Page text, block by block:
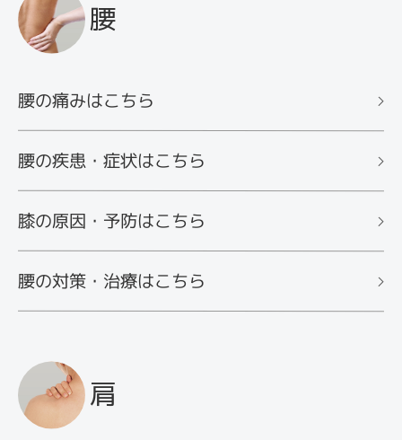
腰
腰の痛みはこちら
腰の疾患・症状はこちら
膝の原因・予防はこちら
腰の対策・治療はこちら
肩